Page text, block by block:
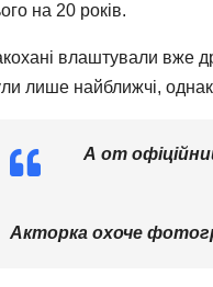
на 20 років.
влаштували вже
лише найближчі,
А от
Акторка охоче